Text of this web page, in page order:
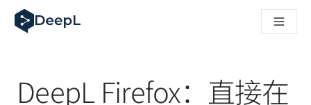
DeepL 人工智能智能体
DeepL Translation Flow：针对关键应用场景和集成的新型
解读企业级语言人工智能中的信任机制。与Slator的对话
DeepL Firefox：直接在